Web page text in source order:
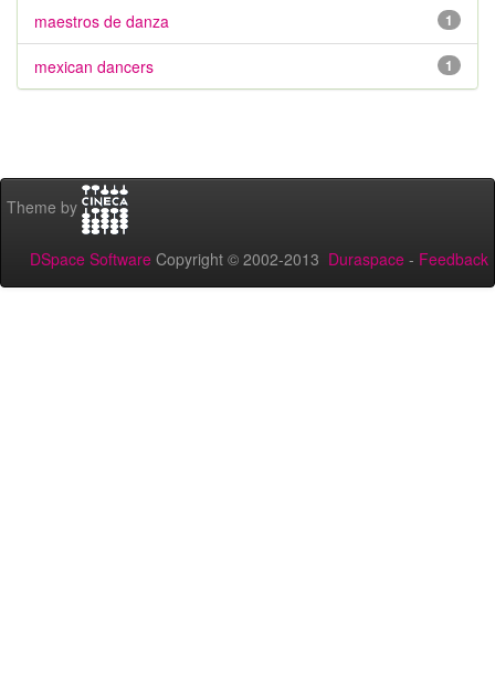
1
maestros de danza
1
mexican dancers
Theme by
DSpace Software Copyright © 2002-2013 Duraspace - Feedback